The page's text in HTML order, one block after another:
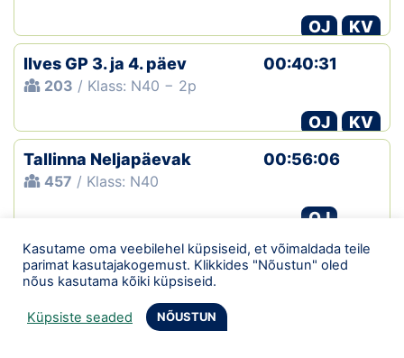
OJ
KV
Ilves GP 3. ja 4. päev
203 / Klass: N40 − 2p
00:40:31
OJ
KV
Tallinna Neljapäevak
457 / Klass: N40
00:56:06
OJ
Tallinna Neljapäevak
458/ Klass: N40
01:11:16
+11:54
Kasutame oma veebilehel küpsiseid, et võimaldada teile
parimat kasutajakogemust. Klikkides "Nõustun" oled
nõus kasutama kõiki küpsiseid.
Küpsiste seaded NÕUSTUN